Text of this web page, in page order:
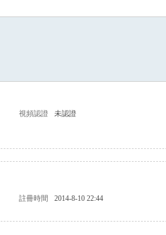
視頻認證 未認證
註冊時間 2014-8-10 22:44